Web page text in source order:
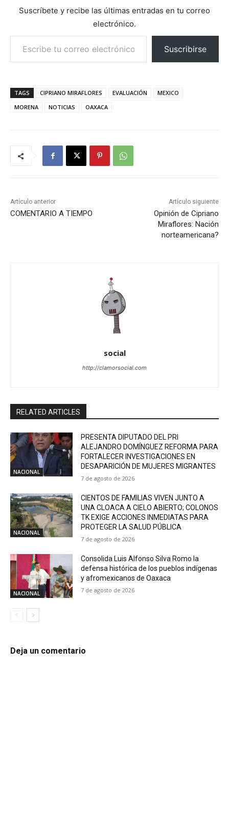
Suscríbete y recibe las últimas entradas en tu correo
electrónico.
Escribe tu correo electrónico…
Suscribirse
TAGS CIPRIANO MIRAFLORES EVALUACIÓN
MEXICO
MORENA
NOTICIAS OAXACA
Artículo anterior
COMENTARIO A TIEMPO
Artículo siguiente
Opinión de Cipriano
Miraflores: Nación
norteamericana?
social
http://clamorsocial.com
RELATED ARTICLES
NACIONAL
PRESENTA DIPUTADO DEL PRI
ALEJANDRO DOMÍNGUEZ REFORMA PARA
FORTALECER INVESTIGACIONES EN
DESAPARICIÓN DE MUJERES MIGRANTES
7 de agosto de 2026
NACIONAL
CIENTOS DE FAMILIAS VIVEN JUNTO A
UNA CLOACA A CIELO ABIERTO; COLONOS
TK EXIGE ACCIONES INMEDIATAS PARA
PROTEGER LA SALUD PÚBLICA
7 de agosto de 2026
NACIONAL
Consolida Luis Alfonso Silva Romo la
defensa histórica de los pueblos indígenas
y afromexicanos de Oaxaca
7 de agosto de 2026
Deja un comentario